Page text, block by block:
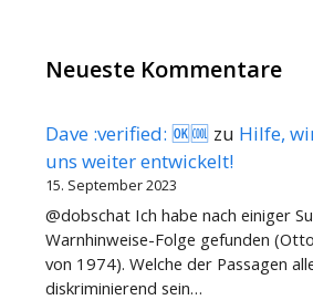
Neueste Kommentare
Dave :verified: 🆗🆒 zu Hilfe,
uns weiter entwickelt!
15. September 2023
@dobschat Ich habe nach einiger
Warnhinweise-Folge gefunden
von 1974). Welche der Passagen
diskriminierend sein…